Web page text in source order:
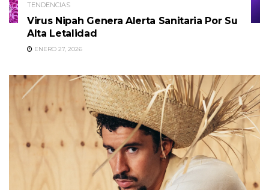
TENDENCIAS
Virus Nipah Genera Alerta Sanitaria Por Su
Alta Letalidad
ENERO 27, 2026